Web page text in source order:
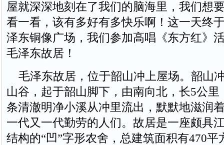
屋就深深地刻在了我们的脑海里，我们想
看一看，该有多好有多快乐啊！这一天终
泽东铜像广场，我们参加高唱《东方红》
毛泽东故居！
毛泽东故居，位于韶山冲上屋场。韶山
山谷，起于韶山脚下，由南向北，长5公里
条清澈明净小溪从冲里流出，默默地滋润
一代又一代勤劳的人们。故居是一座颇具
结构的“凹”字形农舍，总建筑面积有470平